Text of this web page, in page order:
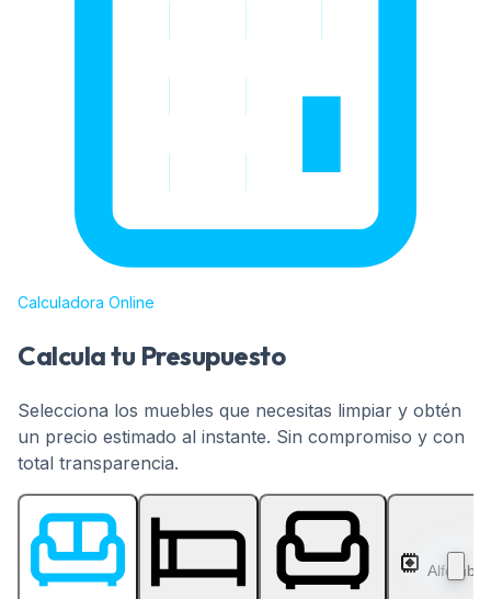
Calculadora Online
Calcula tu Presupuesto
Selecciona los muebles que necesitas limpiar y obtén
un precio estimado al instante. Sin compromiso y con
total transparencia.